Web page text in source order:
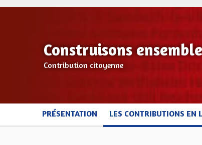
Construisons
Contribution citoyenne
PRÉSENTATION LES CONTRIBUTIONS EN